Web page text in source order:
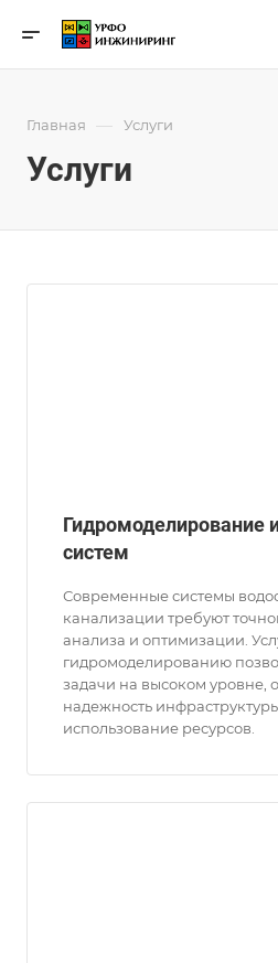
Главная — Услуги
Услуги
Гидромоделирование
систем
Современные системы
канализации требуют
анализа и оптимизации.
гидромоделированию
задачи на высоком уровне,
надежность
использование ресурсов.